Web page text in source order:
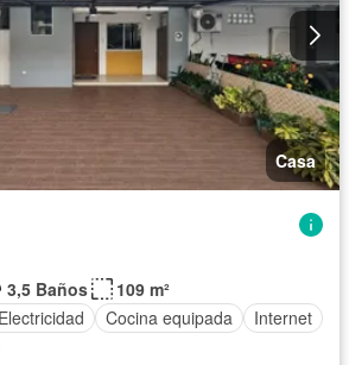
Casa
3,5 Baños
109 m²
Electricidad Cocina equipada
Internet